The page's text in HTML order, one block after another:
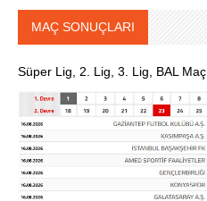
MAÇ SONUÇLARI
Süper Lig, 2. Lig, 3. Lig, BAL